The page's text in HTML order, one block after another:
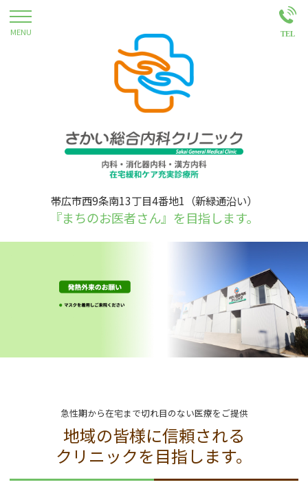
帯広市西9条南13丁目4番地1（新緑通沿い）
『まちのお医者さん』を目指します。
急性期から在宅まで切れ目のない医療をご提供
地域の皆様に信頼される
クリニックを目指します。